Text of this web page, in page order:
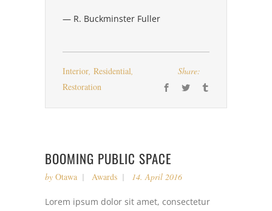
— R. Buckminster Fuller
Interior, Residential,
Restoration
Share:
BOOMING PUBLIC SPACE
by Otawa Awards 14. April 2016
Lorem ipsum dolor sit amet, consectetur